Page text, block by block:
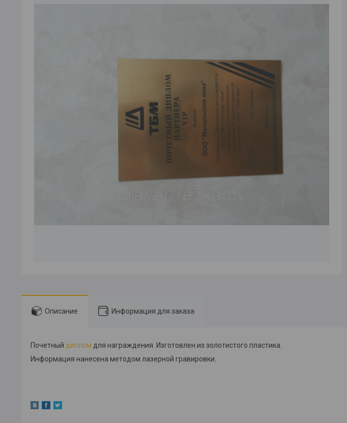
Описание Информация для заказа
Почетный диплом для награждения. Изготовлен из золотистого пластика.
Информация нанесена методом лазерной гравировки.